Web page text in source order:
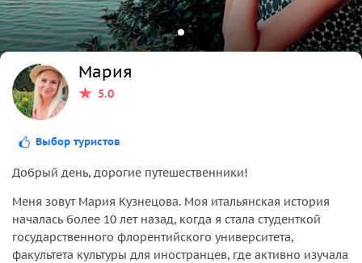
Мария
5.0
Выбор туристов
Добрый день, дорогие путешественники!
Меня зовут Мария Кузнецова. Моя итальянская история
началась более 10 лет назад, когда я стала студенткой
государственного флорентийского университета,
факультета культуры для иностранцев, где активно изучала